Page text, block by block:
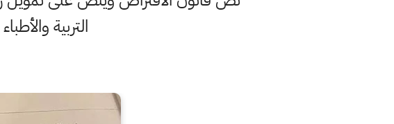
التربية